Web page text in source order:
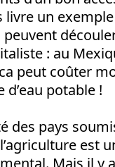
livre un
: au
peut coûter
d’eau potable !
des pays
est
Mais il y